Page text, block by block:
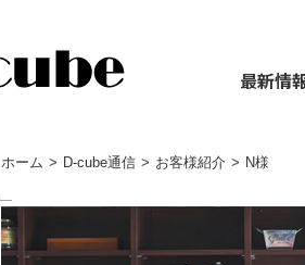
最新情
ホーム D-cube通信 お客様紹介 N様